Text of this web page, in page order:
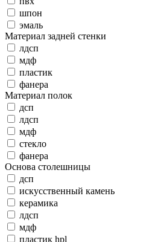
шпон
эмаль
Материал задней стенки
лдсп
мдф
пластик
фанера
Материал полок
дсп
лдсп
мдф
стекло
фанера
Основа столешницы
дсп
искусственный камень
керамика
лдсп
мдф
пластик hpl